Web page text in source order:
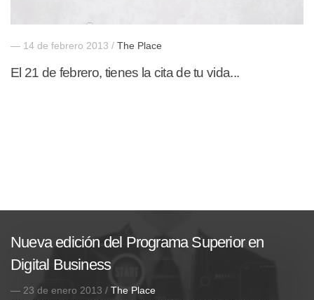
— 14 de febrero 2013 / The Place
El 21 de febrero, tienes la cita de tu vida...
Nueva edición del Programa Superior en
Digital Business
— 23 de enero 2013 / The Place